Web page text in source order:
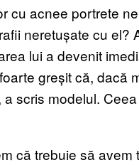
cu acnee portrete
neretușate cu el?
lui a devenit
greșit că, dacă
scris modelul.
că trebuie să